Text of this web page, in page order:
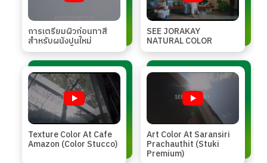
การเตรียมผิวก่อนทาสี
สำหรับผนังปูนใหม่
SEE JORAKAY
NATURAL COLOR
Texture Color At Cafe
Amazon (Color Stucco)
Art Color At Saransiri
Prachauthit (Stuki
Premium)